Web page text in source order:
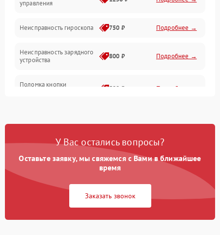
управления
Неисправность гироскопа 750 ₽ Подробнее →
Неисправность зарядного
устройства
800 ₽ Подробнее →
Поломка кнопки
500 ₽ Подробнее →
наклона
зарядки
750 ₽
Повреждение проводов
500 ₽
У Вас остались вопросы?
Оставьте заявку, мы свяжемся с Вами в ближайшее
время
Заказать звонок